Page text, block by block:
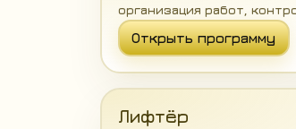
организация работ,
Открыть программу
Лифтёр